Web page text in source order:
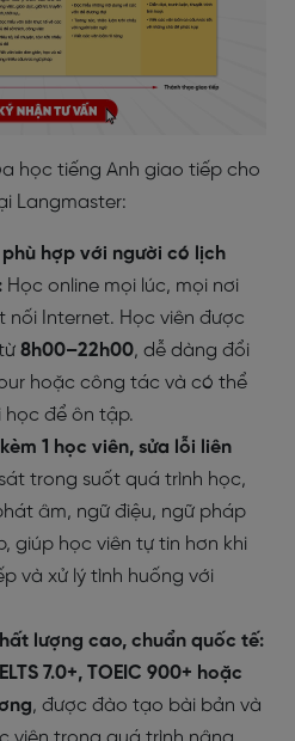
học tiếng Anh giao tiếp cho
Langmaster:
hợp với người có lịch
Học online mọi lúc, mọi nơi
nối Internet. Học viên được
8h00–22h00, dễ dàng đổi
hoặc công tác và có thể
học để ôn tập.
1 học viên, sửa lỗi liên
trong suốt quá trình học,
âm, ngữ điệu, ngữ pháp
giúp học viên tự tin hơn khi
và xử lý tình huống với
lượng cao, chuẩn quốc tế:
IELTS 7.0+, TOEIC 900+ hoặc
, được đào tạo bài bản và